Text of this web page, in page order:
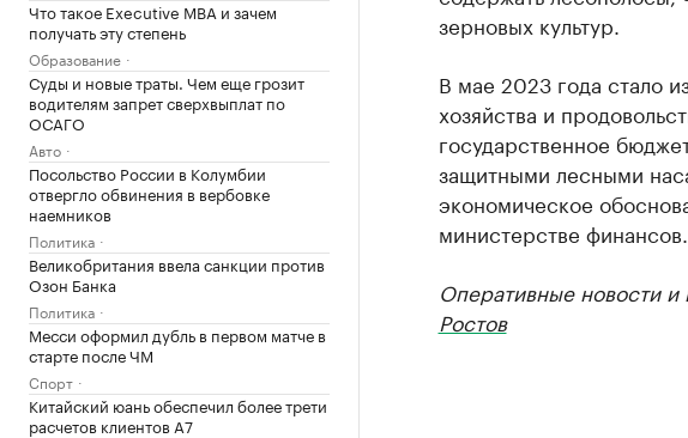
Что такое Executive MBA и зачем
получать эту степень
Образование
Суды и новые траты. Чем еще грозит
водителям запрет сверхвыплат по
ОСАГО
Авто
Посольство России в Колумбии
отвергло обвинения в вербовке
наемников
Политика
Великобритания ввела санкции против
Озон Банка
Политика
Месси оформил дубль в первом матче в
старте после ЧМ
Спорт
Китайский юань обеспечил более трети
расчетов клиентов А7
зерновых культур.
В мае 2023 года стало
хозяйства и
государственное
защитными лесными
экономическое
министерстве финансов.
Оперативные новости
Ростов